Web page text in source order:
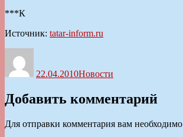
***К
Источник: tatar-inform.ru
22.04.2010Новости
Добавить комментарий
Для отправки комментария вам необходимо